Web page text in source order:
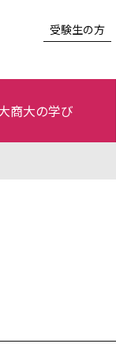
受験生の方
商大の学び